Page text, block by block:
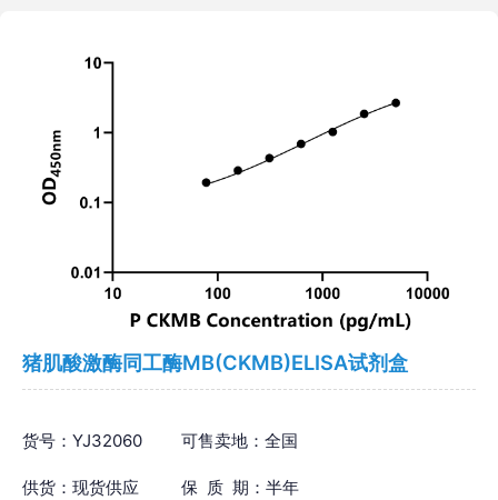
猪肌酸激酶同工酶MB(CKMB)ELISA试剂盒
货号：YJ32060 可售卖地：全国
供货：现货供应 保 质 期：半年